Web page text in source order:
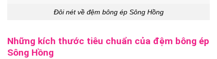
Đôi nét về đệm bông ép Sông Hồng
Những kích thước tiêu chuẩn của đệm bông ép
Sông Hồng